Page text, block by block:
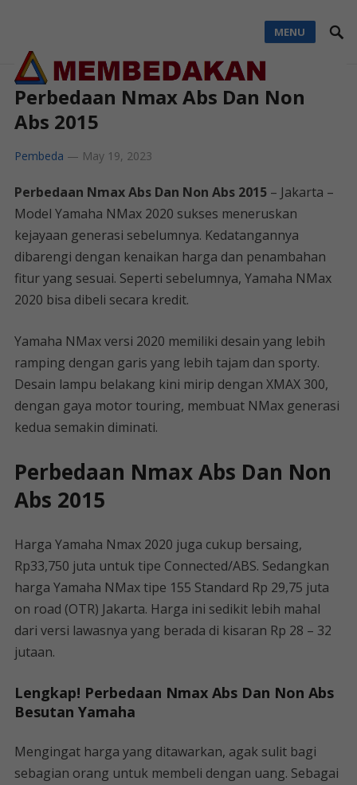
MENU
Perbedaan Nmax Abs Dan Non
Abs 2015
Pembeda — May 19, 2023
Perbedaan Nmax Abs Dan Non Abs 2015– Jakarta –
Model Yamaha NMax 2020 sukses meneruskan
kejayaan generasi sebelumnya. Kedatangannya
dibarengi dengan kenaikan harga dan penambahan
fitur yang sesuai. Seperti sebelumnya, Yamaha NMax
2020 bisa dibeli secara kredit.
Yamaha NMax versi 2020 memiliki desain yang lebih
ramping dengan garis yang lebih tajam dan sporty.
Desain lampu belakang kini mirip dengan XMAX 300,
dengan gaya motor touring, membuat NMax generasi
kedua semakin diminati.
Perbedaan Nmax Abs Dan Non
Abs 2015
Harga Yamaha Nmax 2020 juga cukup bersaing,
Rp33,750 juta untuk tipe Connected/ABS. Sedangkan
harga Yamaha NMax tipe 155 Standard Rp 29,75 juta
on road (OTR) Jakarta. Harga ini sedikit lebih mahal
dari versi lawasnya yang berada di kisaran Rp 28 – 32
jutaan.
Lengkap! Perbedaan Nmax Abs Dan Non Abs
Besutan Yamaha
Mengingat harga yang ditawarkan, agak sulit bagi
sebagian orang untuk membeli dengan uang. Sebagai